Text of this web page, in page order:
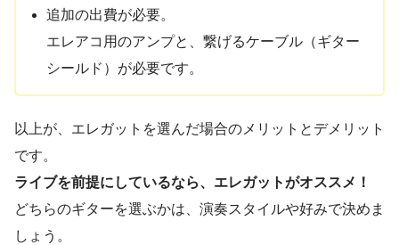
追加の出費が必要。
エレアコ用のアンプと、繋げるケーブル（ギター
シールド）が必要です。
以上が、エレガットを選んだ場合のメリットとデメリット
です。
ライブを前提にしているなら、エレガットがオススメ！
どちらのギターを選ぶかは、演奏スタイルや好みで決めま
しょう。